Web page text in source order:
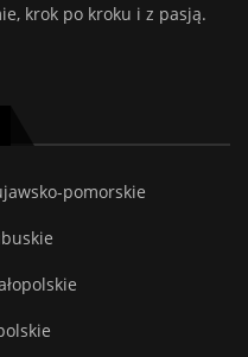
krok po kroku i z pasją.
pomorskie